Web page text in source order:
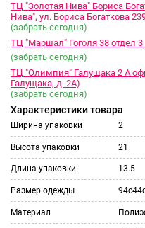
ТЦ "Золотая Нива" Бориса
Нива", ул. Бориса Богаткова
(забрать сегодня)
ТЦ "Маршал" Гоголя 38 отдел
(забрать сегодня)
ТЦ "Олимпия" Галущака 2 А
Галущака, д. 2А)
(забрать сегодня)
Характеристики товара
Ширина упаковки 2
Высота упаковки 21
Длина упаковки 13.5
Размер одежды
Материал